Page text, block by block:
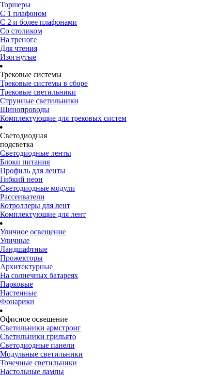
Торшеры
С 1 плафоном
С 2 и более плафонами
Со столиком
На треноге
Для чтения
Изогнутые
Трековые системы
Трековые системы в сборе
Трековые светильники
Струнные светильники
Шинопроводы
Комплектующие для трековых систем
Светодиодная
подсветка
Светодиодные ленты
Блоки питания
Профиль для ленты
Гибкий неон
Светодиодные модули
Рассеиватели
Котроллеры для лент
Комплектующие для лент
Уличное освещение
Уличные
Ландшафтные
Прожекторы
Архитектурные
На солнечных батареях
Парковые
Настенные
Фонарики
Офисное освещение
Светильники армстронг
Светильники грильято
Светодиодные панели
Модульные светильники
Точечные светильники
Настольные лампы